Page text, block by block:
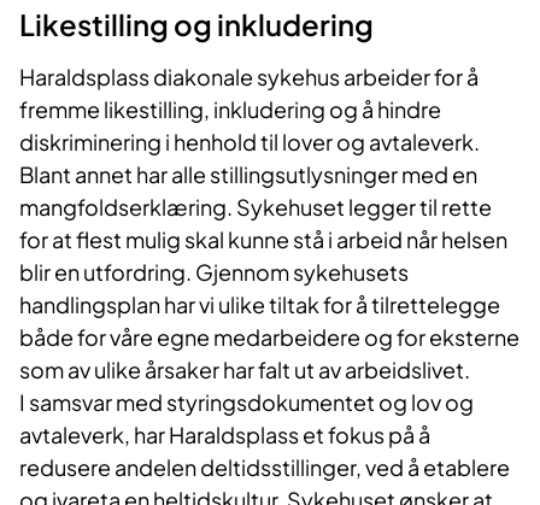
Likestilling og inkludering
Haraldsplass diakonale sykehus arbeider for å
fremme likestilling, inkludering og å hindre
diskriminering i henhold til lover og avtaleverk.
Blant annet har alle stillingsutlysninger med en
mangfoldserklæring. Sykehuset legger til rette
for at flest mulig skal kunne stå i arbeid når helsen
blir en utfordring. Gjennom sykehusets
handlingsplan har vi ulike tiltak for å tilrettelegge
både for våre egne medarbeidere og for eksterne
som av ulike årsaker har falt ut av arbeidslivet.
I samsvar med styringsdokumentet og lov og
avtaleverk, har Haraldsplass et fokus på å
redusere andelen deltidsstillinger, ved å etablere